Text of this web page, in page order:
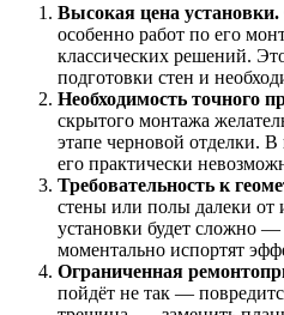
Высокая цена установки.
особенно работ по его
классических решений.
подготовки стен и
Необходимость точного
скрытого монтажа
этапе черновой отделки.
его практически
Требовательность к
стены или полы далеки от
установки будет сложно
моментально испортят
Ограниченная
пойдёт не так —